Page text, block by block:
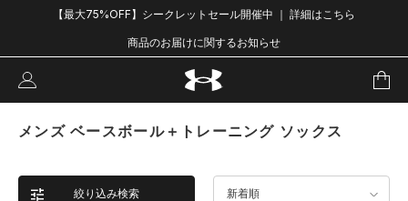
【最大75%OFF】シークレットセール開催中 ｜ 詳細はこちら
商品のお届けに関するお知らせ
メンズ ベースボール＋トレーニング ソックス
絞り込み検索 新着順